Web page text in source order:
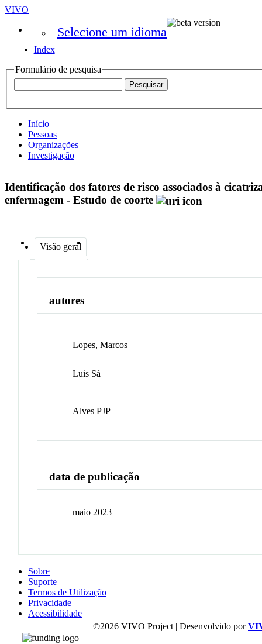
VIVO
Selecione um idioma
Index
Formulário de pesquisa
Início
Pessoas
Organizações
Investigação
Identificação dos fatores de risco associados à
enfermagem - Estudo de coorte
Visão geral
autores
Lopes, Marcos
Luis Sá
Alves PJP
data de publicação
maio 2023
Sobre
Suporte
Termos de Utilização
Privacidade
Acessibilidade
©2026 VIVO Project | Desenvolvido por